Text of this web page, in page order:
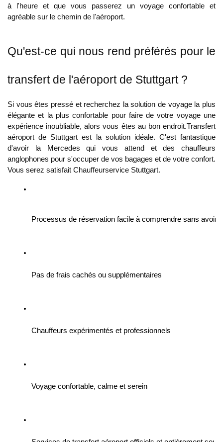
à l'heure et que vous passerez un voyage confortable et
agréable sur le chemin de l'aéroport.
Qu'est-ce qui nous rend préférés pour le
transfert de l'aéroport de Stuttgart ?
Si vous êtes pressé et recherchez la solution de voyage la plus
élégante et la plus confortable pour faire de votre voyage une
expérience inoubliable, alors vous êtes au bon endroit.Transfert
aéroport de Stuttgart est la solution idéale. C'est fantastique
d'avoir la Mercedes qui vous attend et des chauffeurs
anglophones pour s'occuper de vos bagages et de votre confort.
Vous serez satisfait Chauffeurservice Stuttgart.
Processus de réservation facile à comprendre sans avoir
Pas de frais cachés ou supplémentaires
Chauffeurs expérimentés et professionnels
Voyage confortable, calme et serein